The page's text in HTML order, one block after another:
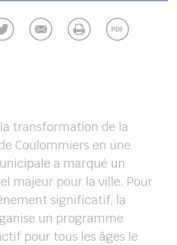
transformation de la
Coulommiers en une
a marqué un
majeur pour la ville. Pour
significatif, la
un programme
pour tous les âges le